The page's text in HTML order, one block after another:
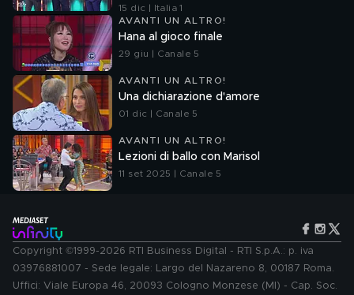
15 dic | Italia 1
AVANTI UN ALTRO!
Hana al gioco finale
29 giu | Canale 5
AVANTI UN ALTRO!
Una dichiarazione d'amore
01 dic | Canale 5
AVANTI UN ALTRO!
Lezioni di ballo con Marisol
11 set 2025 | Canale 5
Copyright ©1999-2026 RTI Business Digital - RTI S.p.A.: p. iva
03976881007 - Sede legale: Largo del Nazareno 8, 00187 Roma.
Uffici: Viale Europa 46, 20093 Cologno Monzese (MI) - Cap. Soc.